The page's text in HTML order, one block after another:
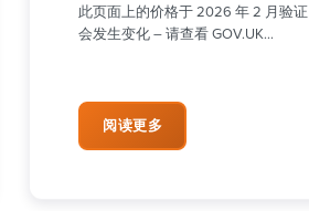
此页面上的价格于 2026 年 2 月验
会发生变化 – 请查看 GOV.UK…
阅读更多